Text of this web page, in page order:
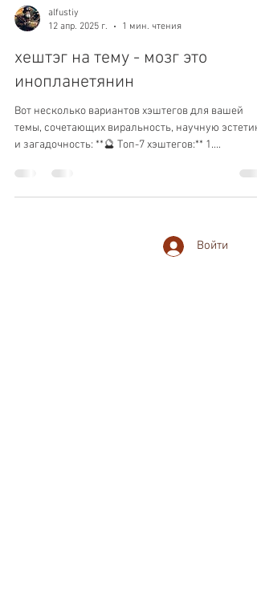
alfustiy
12 апр. 2025 г.
1 мин. чтения
хештэг на тему - мозг это
инопланетянин
Вот несколько вариантов хэштегов для вашей
темы, сочетающих виральность, научную
и загадочность: **🔮 Топ-7 хэштегов:** 1....
Войти